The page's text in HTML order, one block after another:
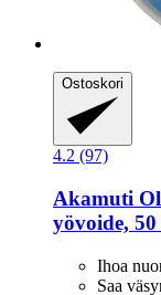
Ostoskori
4.2 (97)
Akamuti
yövoide,
Ihoa
Saa